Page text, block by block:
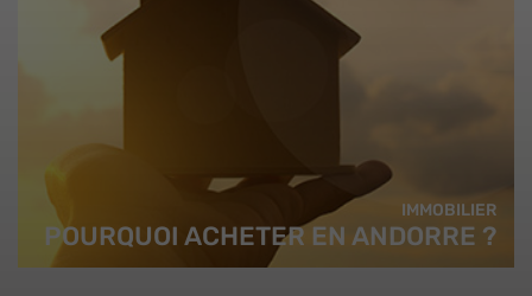
IMMOBILIER
POURQUOI ACHETER EN ANDORRE ?